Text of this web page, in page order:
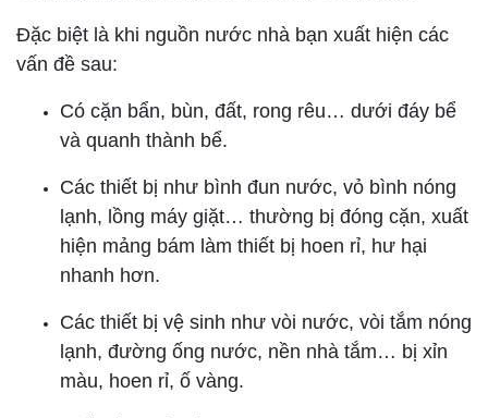
Đặc biệt là khi nguồn nước nhà bạn xuất hiện các
vấn đề sau:
Có cặn bẩn, bùn, đất, rong rêu… dưới đáy bể
và quanh thành bể.
Các thiết bị như bình đun nước, vỏ bình nóng
lạnh, lồng máy giặt… thường bị đóng cặn, xuất
hiện mảng bám làm thiết bị hoen rỉ, hư hại
nhanh hơn.
Các thiết bị vệ sinh như vòi nước, vòi tắm nóng
lạnh, đường ống nước, nền nhà tắm… bị xỉn
màu, hoen rỉ, ố vàng.